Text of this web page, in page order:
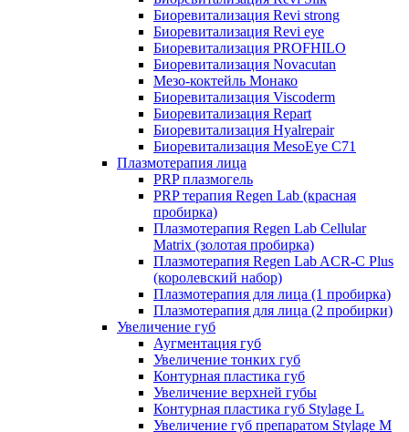
Биоревитализация Revi strong
Биоревитализация Revi eye
Биоревитализация PROFHILO
Биоревитализация Novacutan
Мезо-коктейль Монако
Биоревитализация Viscoderm
Биоревитализация Repart
Биоревитализация Hyalrepair
Биоревитализация MesoEye C71
Плазмотерапия лица
PRP плазмогель
PRP терапия Regen Lab (красная
пробирка)
Плазмотерапия Regen Lab Cellular
Matrix (золотая пробирка)
Плазмотерапия Regen Lab ACR-C Plus
(королевский набор)
Плазмотерапия для лица (1 пробирка)
Плазмотерапия для лица (2 пробирки)
Увеличение губ
Аугментация губ
Увеличение тонких губ
Контурная пластика губ
Увеличение верхней губы
Контурная пластика губ Stylage L
Увеличение губ препаратом Stylage M